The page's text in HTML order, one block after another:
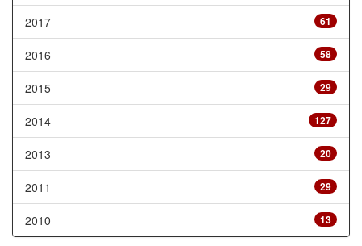
61
2017
58
2016
29
2015
127
2014
20
2013
29
2011
13
2010